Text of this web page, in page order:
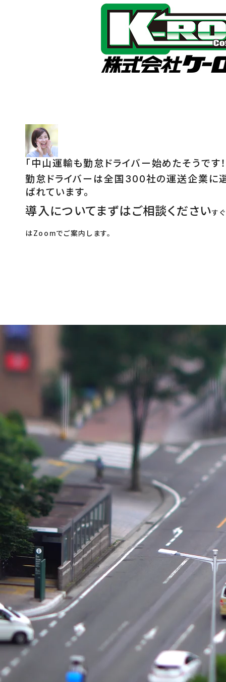
「中山運輸も勤怠ドライバー始めたそうです！
勤怠ドライバーは全国300社の運送企業に
ばれています。
導入についてまずはご相談くださいす
はZoomでご案内します。